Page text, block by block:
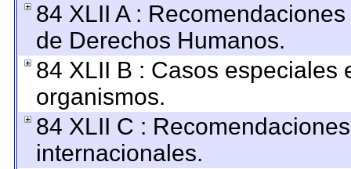
84 XLII A :
de Derechos Humanos.
84 XLII B : Casos especiales
organismos.
84 XLII C :
internacionales.